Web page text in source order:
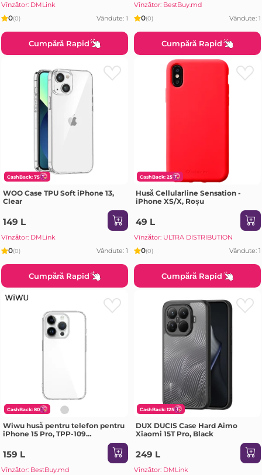
Vînzător: DMLink
0(0) Vândute: 1
Cumpără Rapid
Vînzător: BestBuy.md
0(0) Vândute: 1
Cumpără Rapid
CashBack: 75
WOO Case TPU Soft iPhone 13,
Clear
149 L
Vînzător: DMLink
0(0) Vândute: 1
Cumpără Rapid
CashBack: 25
Husă Cellularline Sensation -
iPhone XS/X, Roșu
49 L
Vînzător: ULTRA DISTRIBUTION
0(0) Vândute: 1
Cumpără Rapid
CashBack: 80
Wiwu husă pentru telefon pentru
iPhone 15 Pro, TPP-109
159 L
Vînzător: BestBuy.md
CashBack: 125
DUX DUCIS Case Hard Aimo
Xiaomi 15T Pro, Black
249 L
Vînzător: DMLink